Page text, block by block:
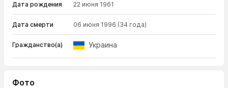
Дата рождения 22 июня 1961
Дата смерти 06 июня 1996 (34 года)
Гражданство(а) Украина
Фото